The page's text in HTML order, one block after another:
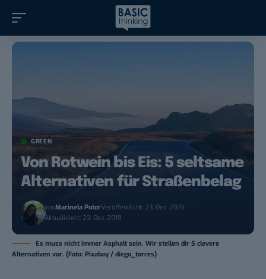
GREEN
Von Rotwein bis Eis: 5 seltsame
Alternativen für Straßenbelag
vonMarinela PotorVeröffentlicht: 23. Dez. 2019
Aktualisiert: 23. Dez. 2019
Es muss nicht immer Asphalt sein. Wir stellen dir 5 clevere
Alternativen vor. (Foto: Pixabay / diego_torres)